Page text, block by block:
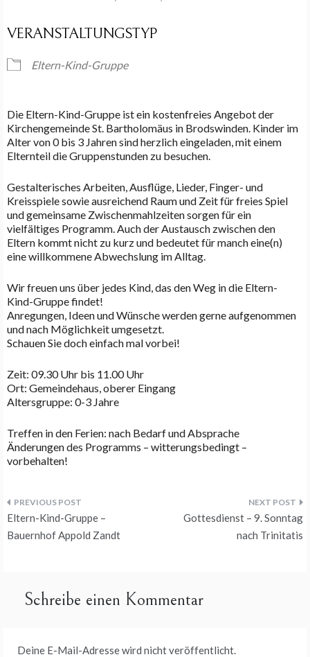
VERANSTALTUNGSTYP
Eltern-Kind-Gruppe
Die Eltern-Kind-Gruppe ist ein kostenfreies Angebot der
Kirchengemeinde St. Bartholomäus in Brodswinden. Kinder im
Alter von 0 bis 3 Jahren sind herzlich eingeladen, mit einem
Elternteil die Gruppenstunden zu besuchen.
Gestalterisches Arbeiten, Ausflüge, Lieder, Finger- und
Kreisspiele sowie ausreichend Raum und Zeit für freies Spiel
und gemeinsame Zwischenmahlzeiten sorgen für ein
vielfältiges Programm. Auch der Austausch zwischen den
Eltern kommt nicht zu kurz und bedeutet für manch eine(n)
eine willkommene Abwechslung im Alltag.
Wir freuen uns über jedes Kind, das den Weg in die Eltern-
Kind-Gruppe findet!
Anregungen, Ideen und Wünsche werden gerne aufgenommen
und nach Möglichkeit umgesetzt.
Schauen Sie doch einfach mal vorbei!
Zeit: 09.30 Uhr bis 11.00 Uhr
Ort: Gemeindehaus, oberer Eingang
Altersgruppe: 0-3 Jahre
Treffen in den Ferien: nach Bedarf und Absprache
Änderungen des Programms – witterungsbedingt –
vorbehalten!
Beitragsnavigation
Eltern-Kind-Gruppe –
Bauernhof Appold Zandt
Gottesdienst – 9. Sonntag
nach Trinitatis
Schreibe einen Kommentar
Deine E-Mail-Adresse wird nicht veröffentlicht.